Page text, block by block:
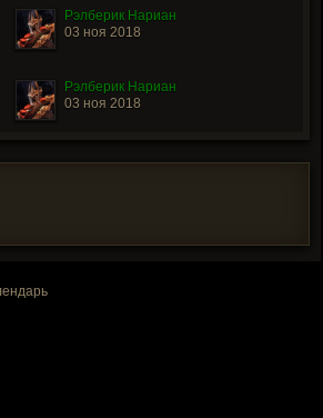
Рэлберик Нариан
03 ноя 2018
Рэлберик Нариан
03 ноя 2018